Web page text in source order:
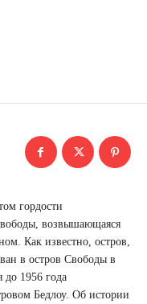
гордости
возвышающаяся
Как известно, остров,
в остров Свободы в
до 1956 года
Бедлоу. Об истории